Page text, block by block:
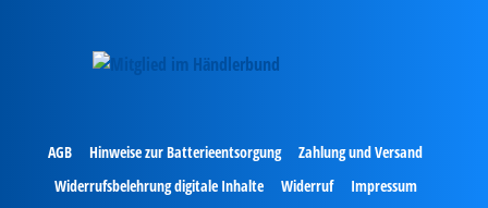
AGB Hinweise zur Batterieentsorgung
Zahlung und Versand
Widerrufsbelehrung digitale Inhalte
Widerruf
Impressum